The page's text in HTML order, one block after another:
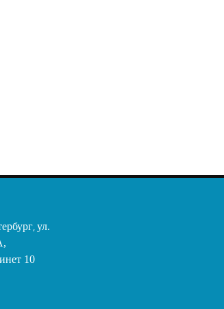
,ул.
10